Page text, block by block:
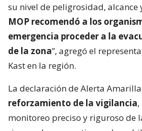
su nivel de peligrosidad,
MOP recomendó a los
emergencia proceder a la
de la zona”, agregó el
Kast en la región.
La declaración de Alerta
reforzamiento de la vigilancia
monitoreo preciso y riguroso de